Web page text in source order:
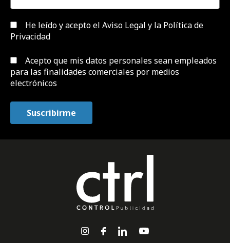
He leído y acepto el Aviso Legal y la Política de
Privacidad
Acepto que mis datos personales sean empleados
para las finalidades comerciales por medios
electrónicos